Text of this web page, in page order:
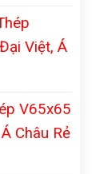
Việt, Á
V65x65
Châu Rẻ